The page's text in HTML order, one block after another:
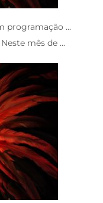
programação ...
mês de ...